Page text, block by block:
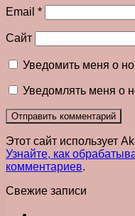
Email *
Сайт
Уведомить меня о
Уведомлять меня о
Этот сайт использует
Узнайте, как
комментариев.
Свежие записи